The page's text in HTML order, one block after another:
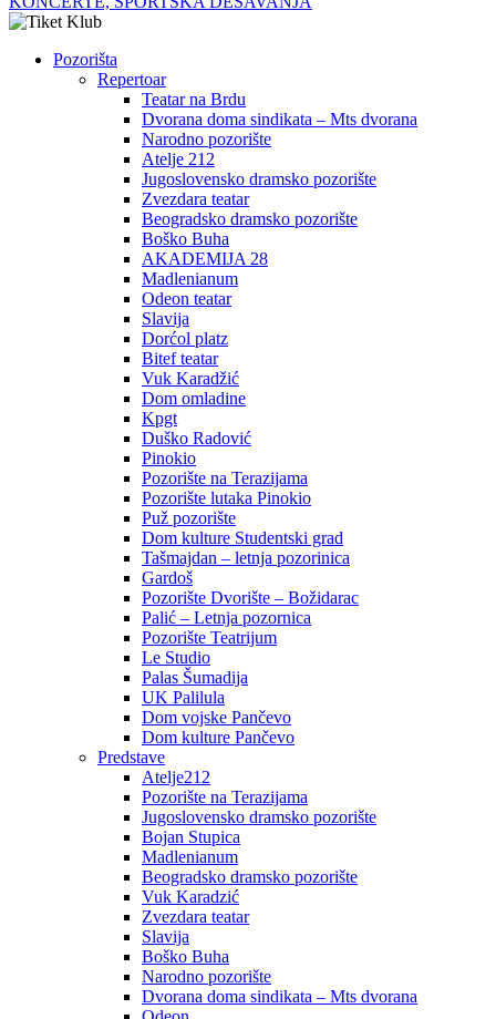
Pozorišta
Repertoar
Teatar na Brdu
Dvorana doma sindikata – Mts dvorana
Narodno pozorište
Atelje 212
Jugoslovensko dramsko pozorište
Zvezdara teatar
Beogradsko dramsko pozorište
Boško Buha
AKADEMIJA 28
Madlenianum
Odeon teatar
Slavija
Dorćol platz
Bitef teatar
Vuk Karadžić
Dom omladine
Kpgt
Duško Radović
Pinokio
Pozorište na Terazijama
Pozorište lutaka Pinokio
Puž pozorište
Dom kulture Studentski grad
Tašmajdan – letnja pozorinica
Gardoš
Pozorište Dvorište – Božidarac
Palić – Letnja pozornica
Pozorište Teatrijum
Le Studio
Palas Šumadija
UK Palilula
Dom vojske Pančevo
Dom kulture Pančevo
Predstave
Atelje212
Pozorište na Terazijama
Jugoslovensko dramsko pozorište
Bojan Stupica
Madlenianum
Beogradsko dramsko pozorište
Vuk Karadzić
Zvezdara teatar
Slavija
Boško Buha
Narodno pozorište
Dvorana doma sindikata – Mts dvorana